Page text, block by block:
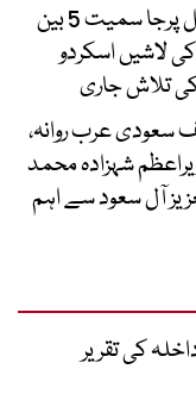
براڈ پیک سانحہ: نرمل پرجا سمیت 5 بین
کی لاشیں اسکردو
سعودی عرب روانہ،
شہزادہ محمد
آل سعود سے اہم
کی تقریر